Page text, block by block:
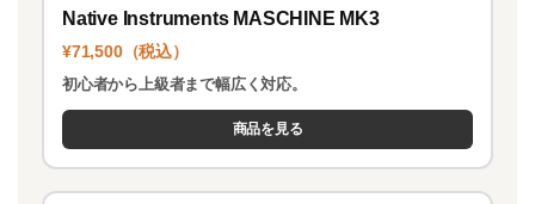
Native Instruments MASCHINE MK3
¥71,500（税込）
初心者から上級者まで幅広く対応。
商品を見る